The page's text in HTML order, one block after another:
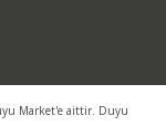
Market'e aittir. Duyu